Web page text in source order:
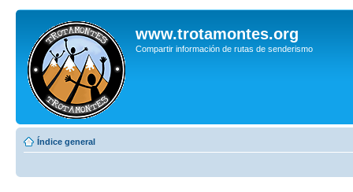
www.trotamontes.org
Compartir información de rutas de senderismo
Índice general